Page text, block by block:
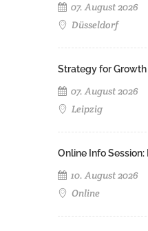
07. August 2026
Düsseldorf
Strategy for Growth
07. August 2026
Leipzig
Online Info
10. August 2026
Online